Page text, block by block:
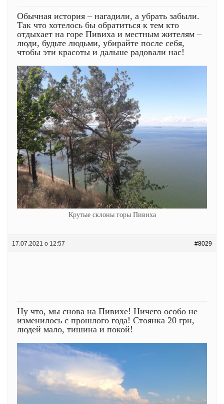
Обычная история – нагадили, а убрать забыли.
Так что хотелось бы обратиться к тем кто
отдыхает на горе Пивиха и местным жителям –
люди, будьте людьми, убирайте после себя,
чтобы эти красоты и дальше радовали нас!
Крутые склоны горы Пивиха
17.07.2021 о 12:57 #8029
Ну что, мы снова на Пивихе! Ничего особо не
изменилось с прошлого года! Стоянка 20 грн,
людей мало, тишина и покой!